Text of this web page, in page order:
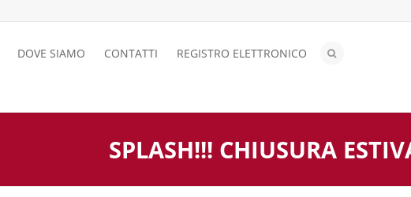
DOVE SIAMO CONTATTI REGISTRO ELETTRONICO
SPLASH!!! CHIUSURA